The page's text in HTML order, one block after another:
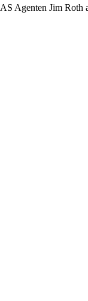
Agenten Jim